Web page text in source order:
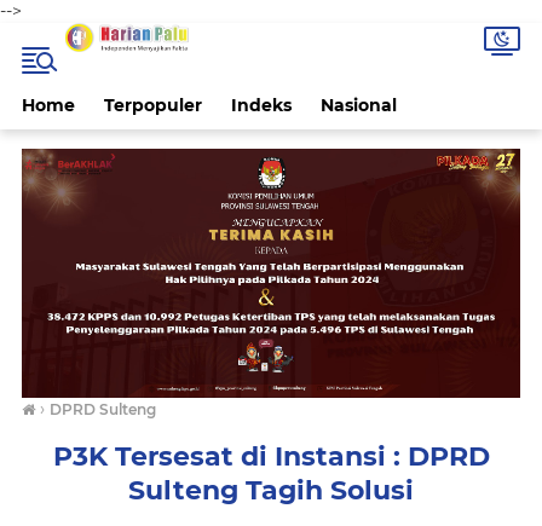
-->
Home Terpopuler Indeks Nasional
› DPRD Sulteng
P3K Tersesat di Instansi : DPRD
Sulteng Tagih Solusi